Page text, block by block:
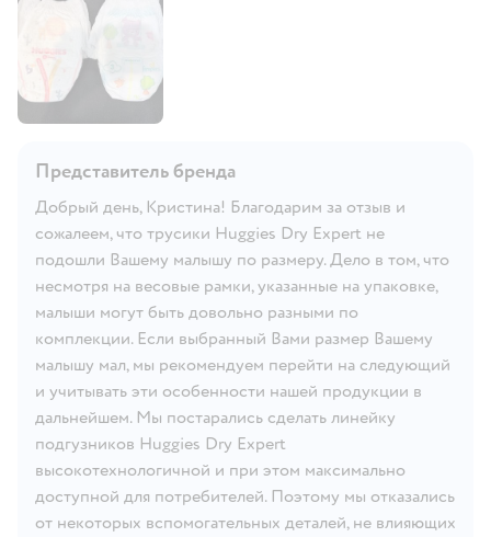
Представитель бренда
Добрый день, Кристина! Благодарим за отзыв и
сожалеем, что трусики Huggies Dry Expert не
подошли Вашему малышу по размеру. Дело в том, что
несмотря на весовые рамки, указанные на упаковке,
малыши могут быть довольно разными по
комплекции. Если выбранный Вами размер Вашему
малышу мал, мы рекомендуем перейти на следующий
и учитывать эти особенности нашей продукции в
дальнейшем. Мы постарались сделать линейку
подгузников Huggies Dry Expert
высокотехнологичной и при этом максимально
доступной для потребителей. Поэтому мы отказались
от некоторых вспомогательных деталей, не влияющих